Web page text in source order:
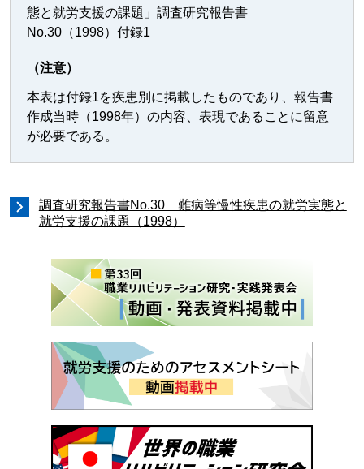
態と就労支援の課題」調査研究報告書
No.30（1998）付録1
（注意）
本表は付録1を疾患別に掲載したものであり、報告書
作成当時（1998年）の内容、表現であることに留意
が必要である。
調査研究報告書No.30 難病等慢性疾患の就労実態と
就労支援の課題（1998）